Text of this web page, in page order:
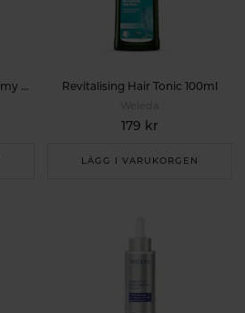
Sea Buckthorn Vitality Creamy Body Wash 200ml Revitalising Hair Tonic 100ml
Weleda
179 kr
LÄGG I VARUKORGEN